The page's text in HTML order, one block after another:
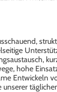
hohe
Entwickeln
unserer